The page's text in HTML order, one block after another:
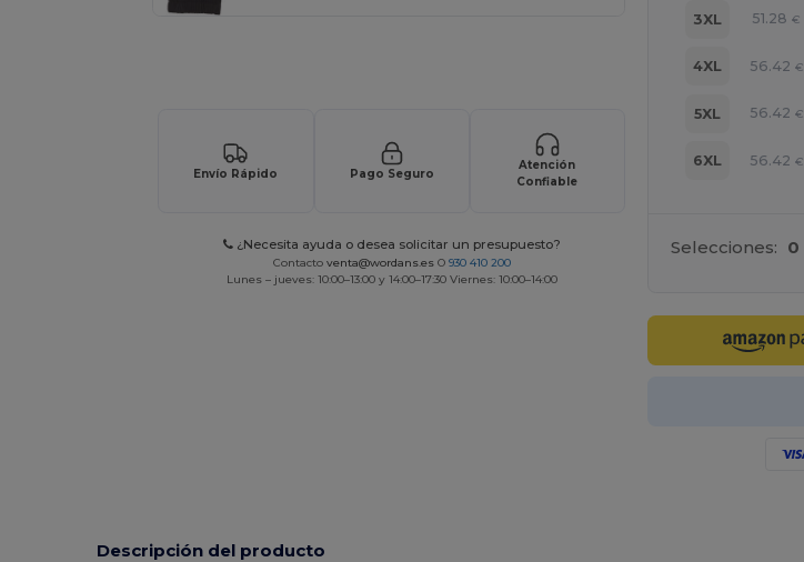
Envío Rápido Pago Seguro
Atención
Confiable
¿Necesita ayuda o desea solicitar un presupuesto?
Contacto venta@wordans.es O 930 410 200
Lunes – jueves: 10:00–13:00 y 14:00–17:30 Viernes: 10:00–14:00
3XL 51.28 €
4XL 56.42 €
5XL 56.42 €
6XL 56.42 €
Selecciones: 0
Descripción del producto